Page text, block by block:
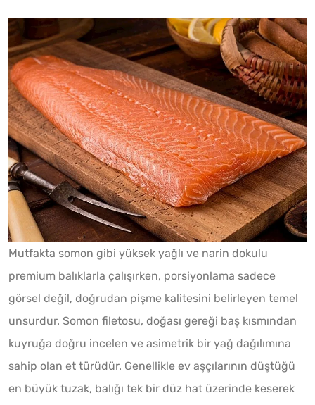
Mutfakta somon gibi yüksek yağlı ve narin dokulu
premium balıklarla çalışırken, porsiyonlama sadece
görsel değil, doğrudan pişme kalitesini belirleyen temel
unsurdur. Somon filetosu, doğası gereği baş kısmından
kuyruğa doğru incelen ve asimetrik bir yağ dağılımına
sahip olan et türüdür. Genellikle ev aşçılarının düştüğü
en büyük tuzak, balığı tek bir düz hat üzerinde keserek